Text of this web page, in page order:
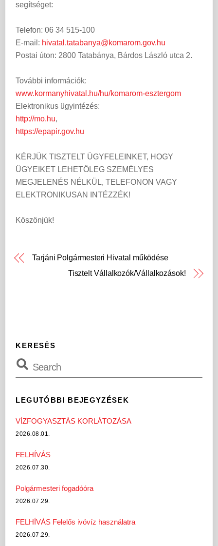
segítséget:
Telefon: 06 34 515-100
E-mail: hivatal.tatabanya@komarom.gov.hu
Postai úton: 2800 Tatabánya, Bárdos László utca 2.
További információk:
www.kormanyhivatal.hu/hu/komarom-esztergom
Elektronikus ügyintézés:
http://mo.hu,
https://epapir.gov.hu
KÉRJÜK TISZTELT ÜGYFELEINKET, HOGY
ÜGYEIKET LEHETŐLEG SZEMÉLYES
MEGJELENÉS NÉLKÜL, TELEFONON VAGY
ELEKTRONIKUSAN INTÉZZÉK!
Köszönjük!
Tarjáni Polgármesteri Hivatal működése
Tisztelt Vállalkozók/Vállalkozások!
KERESÉS
LEGUTÓBBI BEJEGYZÉSEK
VÍZFOGYASZTÁS KORLÁTOZÁSA
2026.08.01.
FELHÍVÁS
2026.07.30.
Polgármesteri fogadóóra
2026.07.29.
FELHÍVÁS Felelős ivóvíz használatra
2026.07.29.